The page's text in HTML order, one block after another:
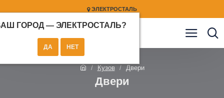
ЭЛЕКТРОСТАЛЬ
ГОРОД — ЭЛЕКТРОСТАЛЬ?
Кузов Двери
Двери